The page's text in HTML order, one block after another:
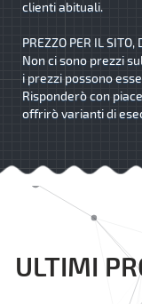
clienti abituali.
PREZZO PER IL SITO,
Non ci sono prezzi
i prezzi possono
Risponderò con
offrirò varianti di
ULTIMI